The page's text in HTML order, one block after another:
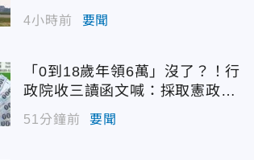
4小時前 要聞
「0到18歲年領6萬」沒了？！行
政院收三讀函文喊：採取憲政作
51分鐘前 要聞